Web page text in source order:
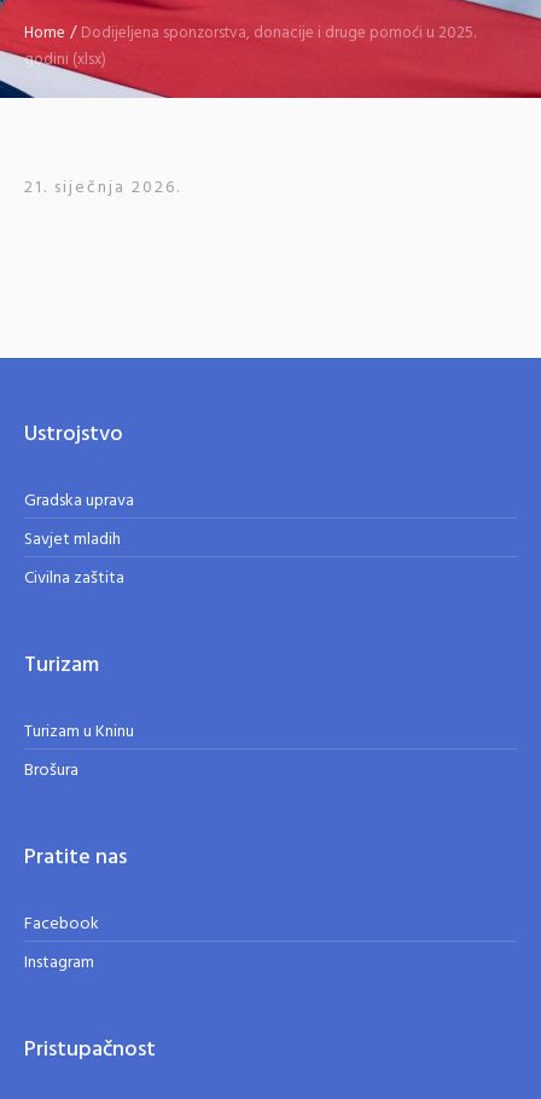
Home /Dodijeljena sponzorstva, donacije i druge pomoći u 2025.
godini (xlsx)
21. siječnja 2026.
Ustrojstvo
Gradska uprava
Savjet mladih
Civilna zaštita
Turizam
Turizam u Kninu
Brošura
Pratite nas
Facebook
Instagram
Pristupačnost